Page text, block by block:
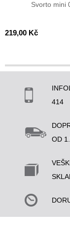
Svorto mini
219,00 Kč
414
OD